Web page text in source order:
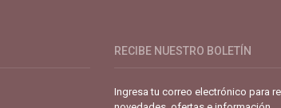
RECIBE NUESTRO BOLETÍN
Ingresa tu correo electrónico para